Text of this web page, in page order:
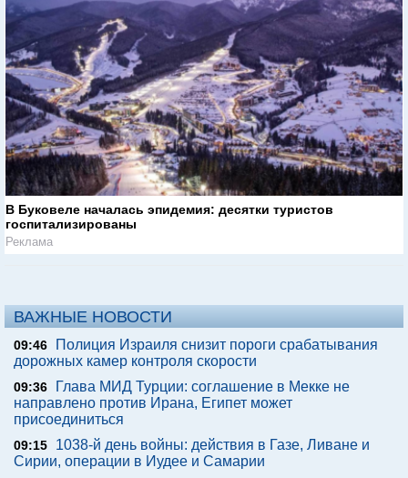
В Буковеле началась эпидемия: десятки туристов
госпитализированы
Реклама
ВАЖНЫЕ НОВОСТИ
09:46
Полиция Израиля снизит пороги срабатывания
дорожных камер контроля скорости
09:36
Глава МИД Турции: соглашение в Мекке не
направлено против Ирана, Египет может
присоединиться
09:15
1038-й день войны: действия в Газе, Ливане и
Сирии, операции в Иудее и Самарии